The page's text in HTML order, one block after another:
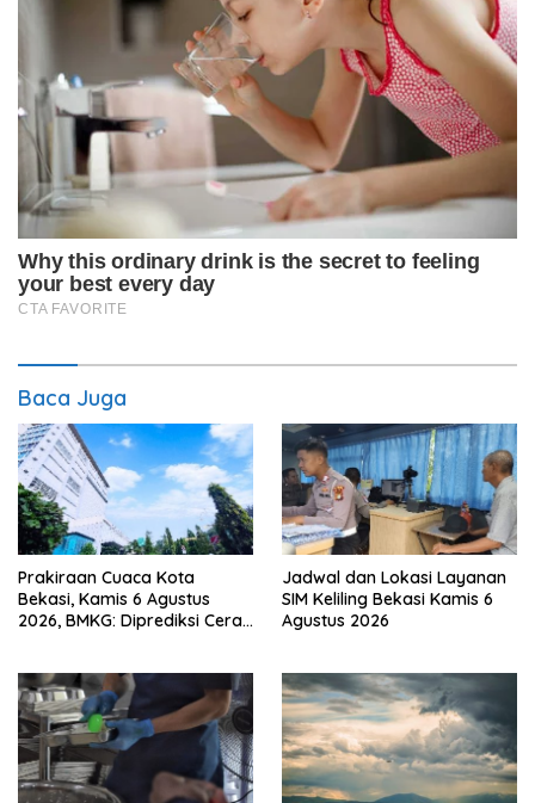
Baca Juga
Prakiraan Cuaca Kota
Bekasi, Kamis 6 Agustus
2026, BMKG: Diprediksi Cerah
Jadwal dan Lokasi Layanan
SIM Keliling Bekasi Kamis 6
Agustus 2026